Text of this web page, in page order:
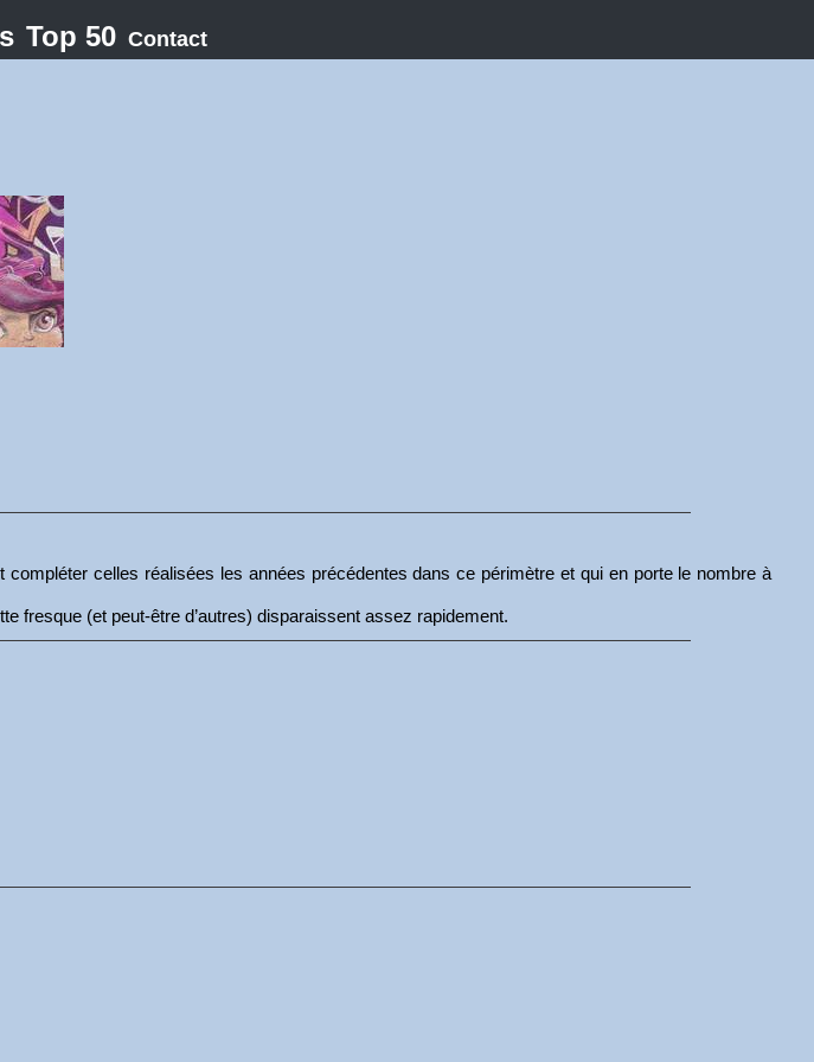
Top 50 Contact
celles réalisées les années précédentes dans ce périmètre et qui en porte le nombre à
fresque (et peut-être d’autres) disparaissent assez rapidement.